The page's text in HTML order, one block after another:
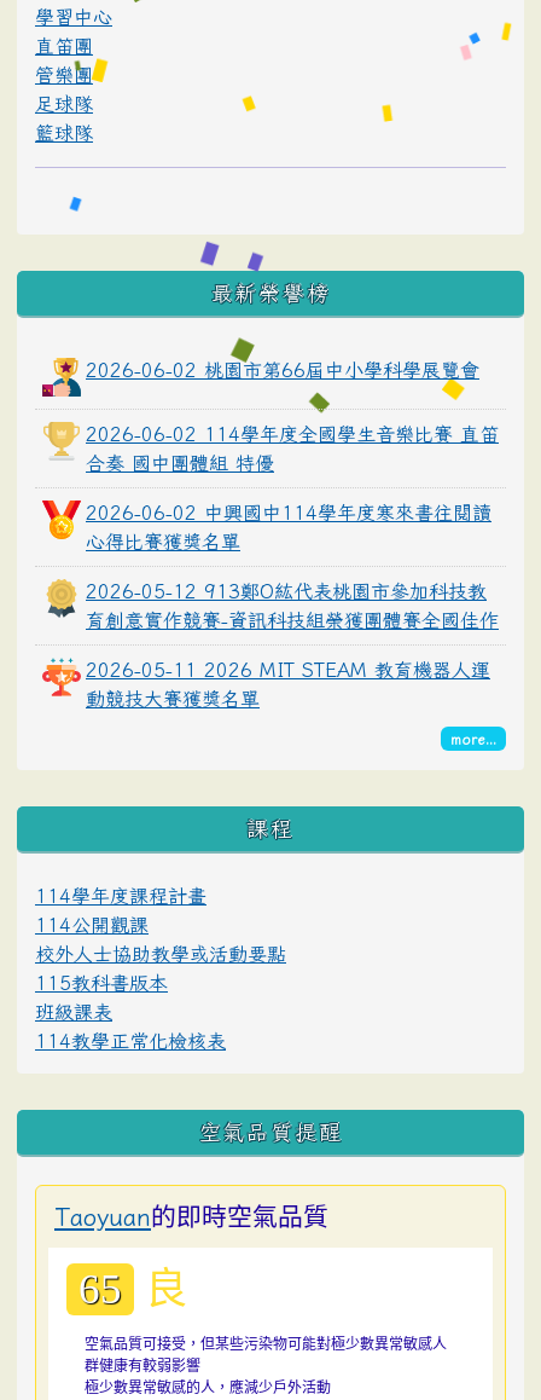
學習中心
直笛團
管樂團
足球隊
籃球隊
最新榮譽榜
2026-06-02 桃園市第66屆中小學科學展覽會
2026-06-02 114學年度全國學生音樂比賽 直笛
合奏 國中團體組 特優
2026-06-02 中興國中114學年度寒來書往閱讀
心得比賽獲獎名單
2026-05-12 913鄭O紘代表桃園市參加科技教
育創意實作競賽-資訊科技組榮獲團體賽全國佳作
2026-05-11 2026 MIT STEAM 教育機器人運
動競技大賽獲獎名單
more...
課程
114學年度課程計畫
114公開觀課
校外人士協助教學或活動要點
115教科書版本
班級課表
114教學正常化檢核表
空氣品質提醒
Taoyuan的即時空氣品質
65 良
空氣品質可接受，但某些污染物可能對極少數異常敏感人
群健康有較弱影響
極少數異常敏感的人，應減少戶外活動